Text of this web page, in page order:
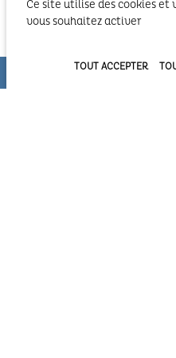
d’Arcachon
compétences
ses
Ce site utilise des cookies et
vous souhaitez activer
TOUT ACCEPTER